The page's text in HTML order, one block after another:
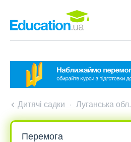
Дитячі садки Луганська обл.